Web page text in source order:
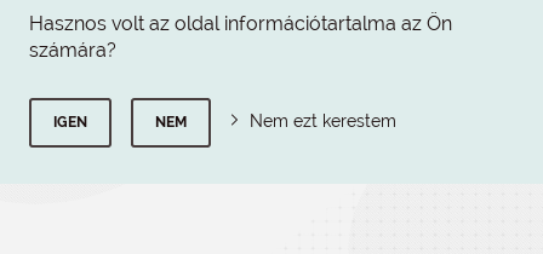
Hasznos volt az oldal információtartalma az Ön
számára?
IGEN NEM Nem ezt kerestem